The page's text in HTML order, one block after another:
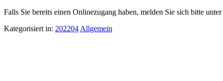
Falls Sie bereits einen Onlinezugang haben, melden Sie sich bitte unter
Kategorisiert in: 202204 Allgemein